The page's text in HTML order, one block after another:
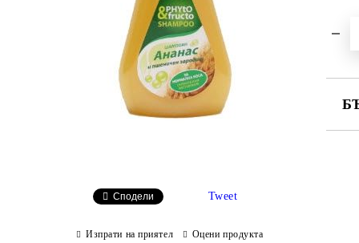
Сподели Tweet
Изпрати на приятел Оцени продукта